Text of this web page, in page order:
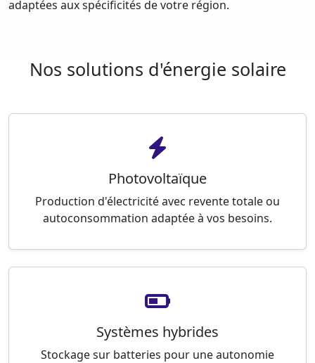
adaptées aux spécificités de votre région.
Nos solutions d'énergie solaire
Photovoltaïque
Production d'électricité avec revente totale ou
autoconsommation adaptée à vos besoins.
Systèmes hybrides
Stockage sur batteries pour une autonomie